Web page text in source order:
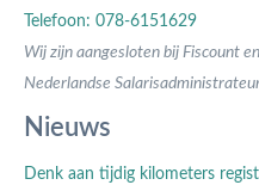
Telefoon: 078-6151629
Wij zijn aangesloten bij Fiscount
Nederlandse
Nieuws
Denk aan tijdig kilometers